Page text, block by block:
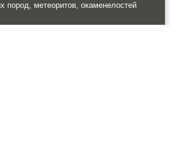
пород, метеоритов, окаменелостей